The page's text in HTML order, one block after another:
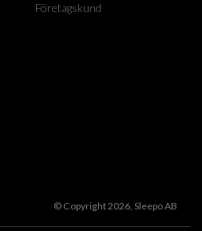
Företagskund
© Copyright 2026, Sleepo AB